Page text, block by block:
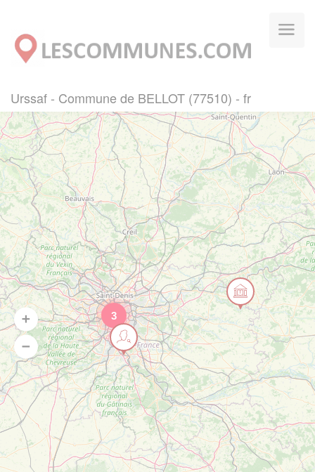
Urssaf - Commune de BELLOT (77510) - fr
3